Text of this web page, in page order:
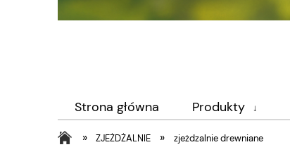
Strona główna Produkty
» ZJEŻDŻALNIE » zjeżdzalnie drewniane